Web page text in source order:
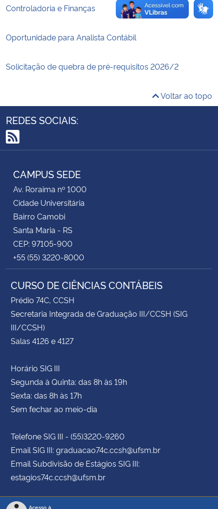
Planalto
Controladoria e Finanças
Oportunidade para Analista Contábil
Solicitação de quebra de pré-requisitos 2026/2
Voltar ao topo
REDES SOCIAIS:
RSS
CAMPUS SEDE
Av. Roraima nº 1000
Cidade Universitária
Bairro Camobi
Santa Maria - RS
CEP: 97105-900
+55 (55) 3220-8000
CURSO DE CIÊNCIAS CONTÁBEIS
Prédio 74C, CCSH
Secretaria Integrada de Graduação III/CCSH (SIG
III/CCSH)
Salas 4126 e 4127
Horário SIG III
Segunda à Quinta: das 8h às 19h
Sexta: das 8h às 17h
Sem fechar ao meio-dia
Telefone SIG III - (55)3220-9260
Email SIG III: graduacao74c.ccsh@ufsm.br
Email Subdivisão de Estágios SIG III:
estagios74c.ccsh@ufsm.br
Acesso à